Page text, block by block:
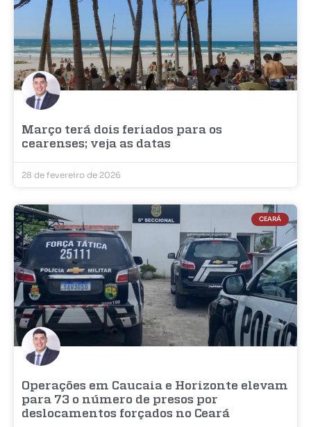
Março terá dois feriados para os
cearenses; veja as datas
28 de fevereiro de 2026
CEARÁ
Operações em Caucaia e Horizonte elevam
para 73 o número de presos por
deslocamentos forçados no Ceará